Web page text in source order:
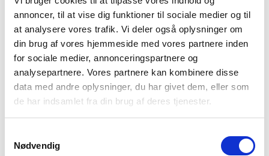
annoncer, til at vise dig funktioner til sociale medier og til
at analysere vores trafik. Vi deler også oplysninger om
din brug af vores hjemmeside med vores partnere inden
for sociale medier, annonceringspartnere og
analysepartnere. Vores partnere kan kombinere disse
data med andre oplysninger, du har givet dem, eller som
de har indsamlet fra din brug af deres tjenester.
Nødvendig
Kontakt din rådgiver hos os, og lad os vise dig, hvilke
muligheder du har.